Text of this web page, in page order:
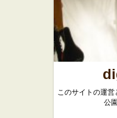
このサイトの運
公